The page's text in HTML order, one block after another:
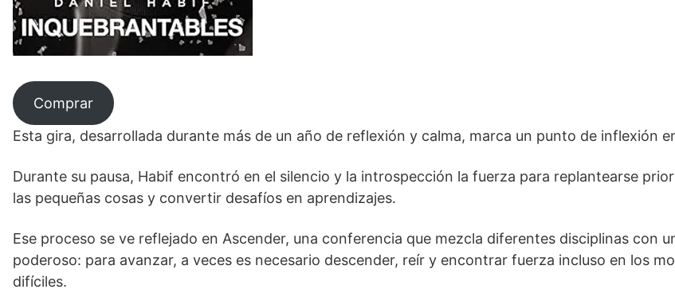
Comprar
Esta gira, desarrollada durante más de un año de reflexión y calma, marca un punto de inflexión
Durante su pausa, Habif encontró en el silencio y la introspección la fuerza para replantearse
las pequeñas cosas y convertir desafíos en aprendizajes.
Ese proceso se ve reflejado en Ascender, una conferencia que mezcla diferentes disciplinas con
poderoso: para avanzar, a veces es necesario descender, reír y encontrar fuerza incluso en los
difíciles.